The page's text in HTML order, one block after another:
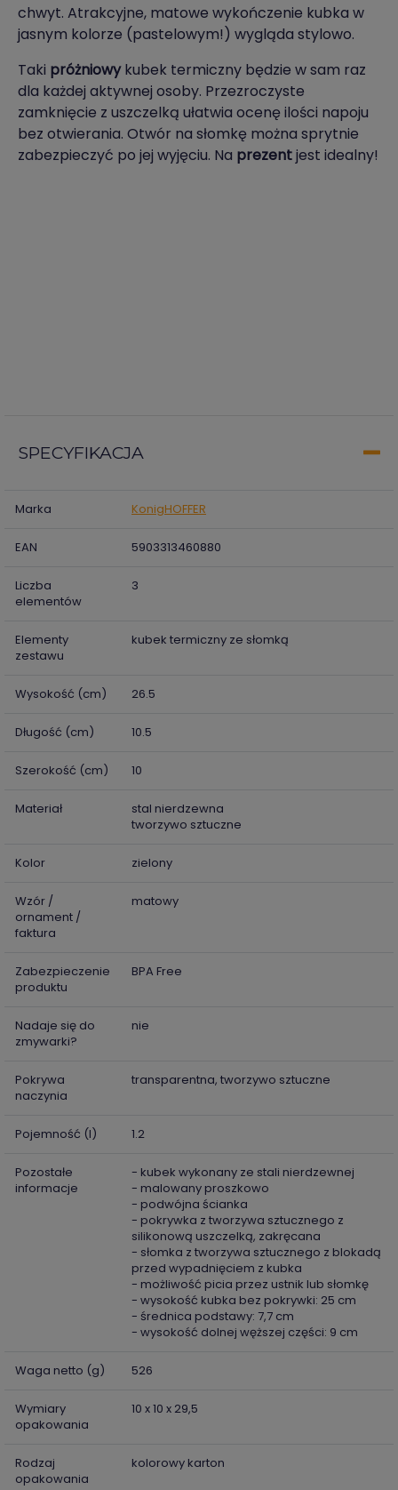
chwyt. Atrakcyjne, matowe wykończenie kubka w
jasnym kolorze (pastelowym!) wygląda stylowo.
Taki próżniowykubek termiczny będzie w sam raz
dla każdej aktywnej osoby. Przezroczyste
zamknięcie z uszczelką ułatwia ocenę ilości napoju
bez otwierania. Otwór na słomkę można sprytnie
zabezpieczyć po jej wyjęciu. Na prezentjest idealny!
SPECYFIKACJA
Marka KonigHOFFER
EAN 5903313460880
Liczba
elementów
3
Elementy
zestawu
kubek termiczny ze słomką
Wysokość (cm) 26.5
Długość (cm) 10.5
Szerokość (cm) 10
Materiał
stal nierdzewna
tworzywo sztuczne
Kolor zielony
Wzór /
ornament /
faktura
matowy
Zabezpieczenie
produktu
BPA Free
Nadaje się do
zmywarki?
nie
Pokrywa
naczynia
transparentna, tworzywo sztuczne
Pojemność (l) 1.2
Pozostałe
informacje
- kubek wykonany ze stali nierdzewnej
- malowany proszkowo
- podwójna ścianka
- pokrywka z tworzywa sztucznego z
silikonową uszczelką, zakręcana
- słomka z tworzywa sztucznego z blokadą
przed wypadnięciem z kubka
- możliwość picia przez ustnik lub słomkę
- wysokość kubka bez pokrywki: 25 cm
- średnica podstawy: 7,7 cm
- wysokość dolnej węższej części: 9 cm
Waga netto (g) 526
Wymiary
opakowania
10 x 10 x 29,5
Rodzaj
opakowania
kolorowy karton